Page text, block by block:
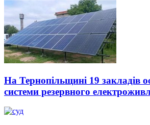
На Тернопільщині 19 закладів
системи резервного